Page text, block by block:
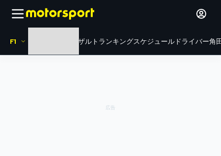
F1 リザルト ランキングスケジュール ドライバー角